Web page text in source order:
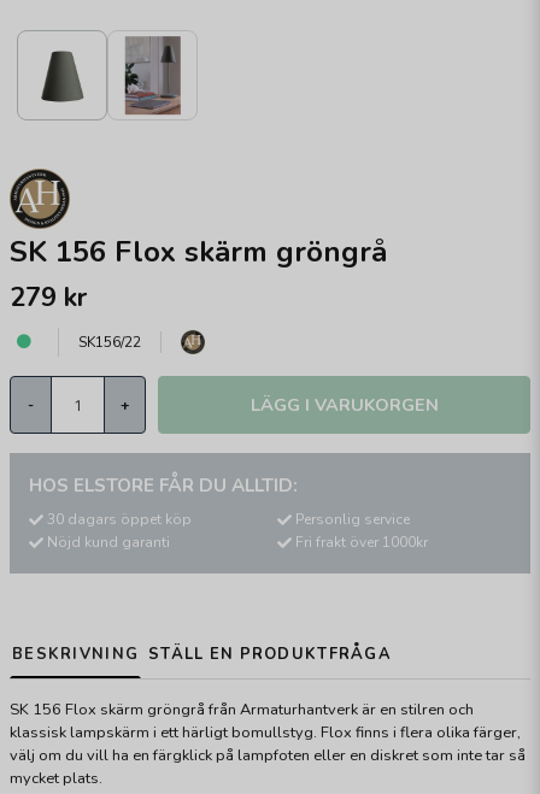
SK 156 Flox skärm gröngrå
279 kr
SK156/22
- + LÄGG I VARUKORGEN
HOS ELSTORE FÅR DU ALLTID:
30 dagars öppet köp
Nöjd kund garanti
Personlig service
Fri frakt över 1000kr
BESKRIVNING STÄLL EN PRODUKTFRÅGA
SK 156 Flox skärm gröngrå från Armaturhantverk är en stilren och
klassisk lampskärm i ett härligt bomullstyg. Flox finns i flera olika färger,
välj om du vill ha en färgklick på lampfoten eller en diskret som inte tar så
mycket plats.